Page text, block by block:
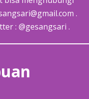
.
: @gesangsari .